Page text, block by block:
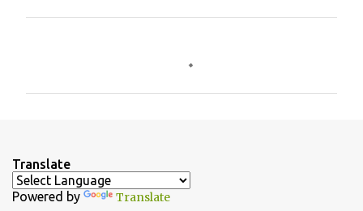
a
r
Translate
Powered by Translate